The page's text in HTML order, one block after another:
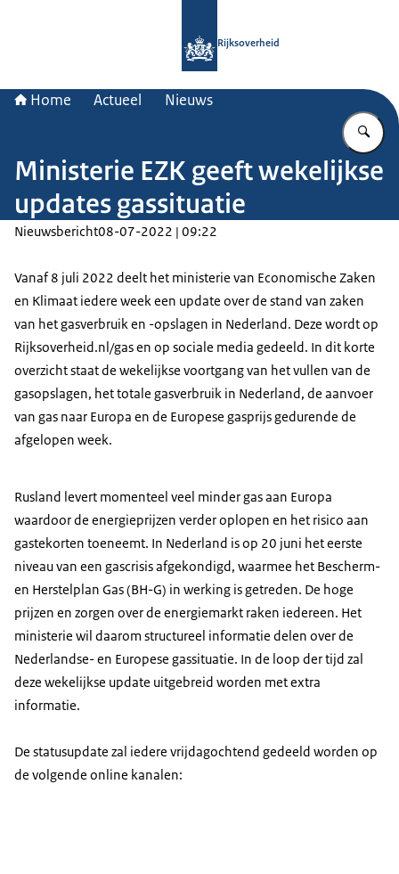
Rijksoverheid
Home Actueel Nieuws
Ministerie EZK geeft wekelijkse
updates gassituatie
Nieuwsbericht08-07-2022 | 09:22
Vanaf 8 juli 2022 deelt het ministerie van Economische Zaken
en Klimaat iedere week een update over de stand van zaken
van het gasverbruik en -opslagen in Nederland. Deze wordt op
Rijksoverheid.nl/gas en op sociale media gedeeld. In dit korte
overzicht staat de wekelijkse voortgang van het vullen van de
gasopslagen, het totale gasverbruik in Nederland, de aanvoer
van gas naar Europa en de Europese gasprijs gedurende de
afgelopen week.
Rusland levert momenteel veel minder gas aan Europa
waardoor de energieprijzen verder oplopen en het risico aan
gastekorten toeneemt. In Nederland is op 20 juni het eerste
niveau van een gascrisis afgekondigd, waarmee het Bescherm-
en Herstelplan Gas (BH-G) in werking is getreden. De hoge
prijzen en zorgen over de energiemarkt raken iedereen. Het
ministerie wil daarom structureel informatie delen over de
Nederlandse- en Europese gassituatie. In de loop der tijd zal
deze wekelijkse update uitgebreid worden met extra
informatie.
De statusupdate zal iedere vrijdagochtend gedeeld worden op
de volgende online kanalen: